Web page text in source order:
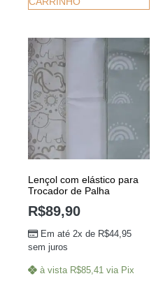
Lençol com elástico para
Trocador de Palha
R$89,90
Em até 2x de R$44,95
sem juros
à vista R$85,41 via Pix